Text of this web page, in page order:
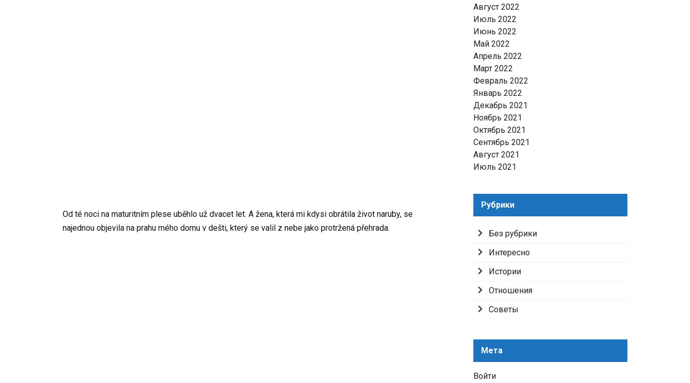
Od té noci na maturitním plese uběhlo už dvacet let. A žena, která mi kdysi obrátila život naruby, se
najednou objevila na prahu mého domu v dešti, který se valil z nebe jako protržená přehrada.
Август 2022
Июль 2022
Июнь 2022
Май 2022
Апрель 2022
Март 2022
Февраль 2022
Январь 2022
Декабрь 2021
Ноябрь 2021
Октябрь 2021
Сентябрь 2021
Август 2021
Июль 2021
Рубрики
Без рубрики
Интересно
Истории
Отношения
Советы
Мета
Войти